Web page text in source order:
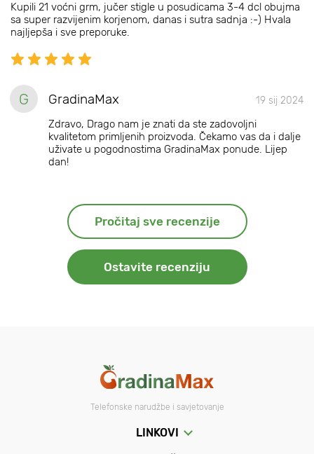
Kupili 21 voćni grm, jučer stigle u posudicama 3-4 dcl obujma
sa super razvijenim korjenom, danas i sutra sadnja :-) Hvala
najljepša i sve preporuke.
G GradinaMax 19 sij 2024
Zdravo, Drago nam je znati da ste zadovoljni
kvalitetom primljenih proizvoda. Čekamo vas da i dalje
uživate u pogodnostima GradinaMax ponude. Lijep
dan!
Pročitaj sve recenzije
Ostavite recenziju
Telefonske narudžbe i savjetovanje
LINKOVI